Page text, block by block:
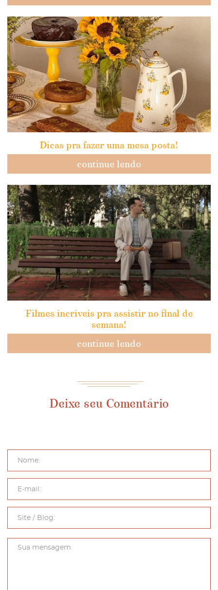
Dicas pra fazer uma mesa posta!
continue lendo
Filmes incríveis pra assistir no final de
semana!
continue lendo
Deixe seu Comentário